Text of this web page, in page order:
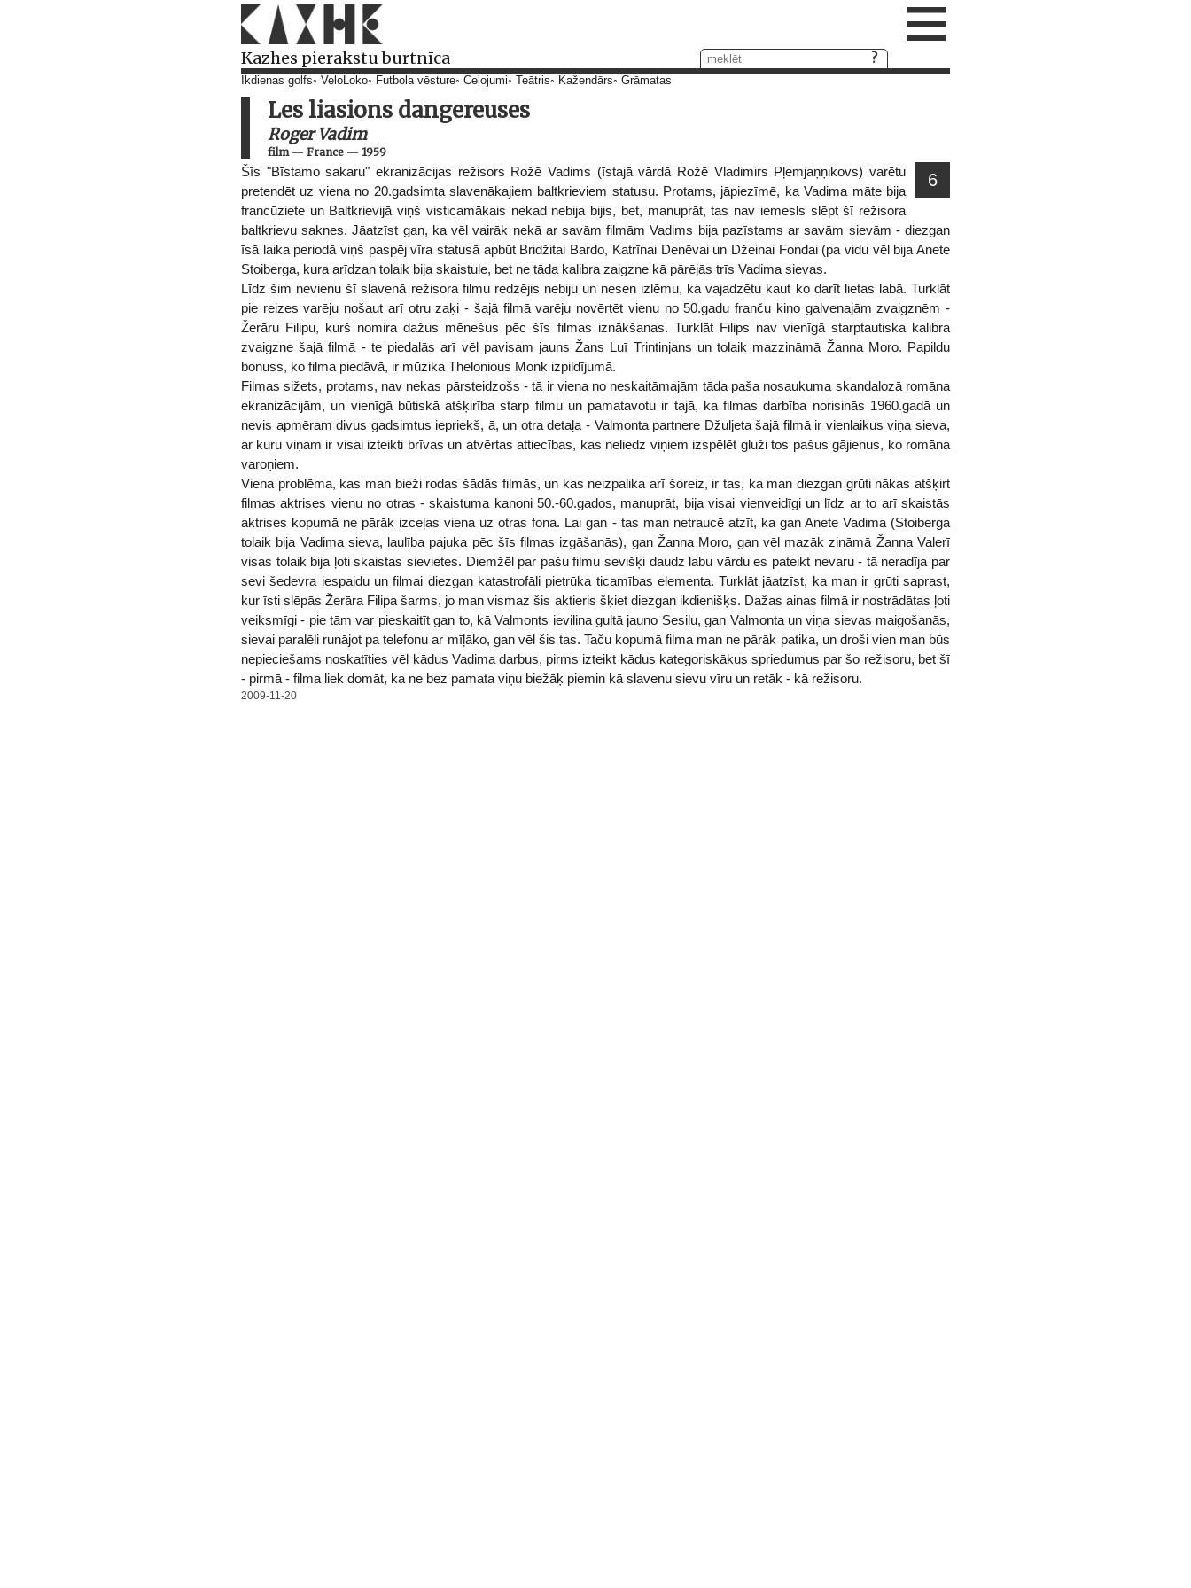
Kazhes pierakstu burtnīca ≡
Ikdienas golfs VeloLoko Futbola vēsture Ceļojumi Teātris Kažendārs Grāmatas
Les liasions dangereuses
Roger Vadim
film— France — 1959
6
Šīs "Bīstamo sakaru" ekranizācijas režisors Rožē Vadims (īstajā vārdā Rožē Vladimirs Pļemjaņņikovs) varētu
pretendēt uz viena no 20.gadsimta slavenākajiem baltkrieviem statusu. Protams, jāpiezīmē, ka Vadima māte bija
francūziete un Baltkrievijā viņš visticamākais nekad nebija bijis, bet, manuprāt, tas nav iemesls slēpt šī režisora
baltkrievu saknes. Jāatzīst gan, ka vēl vairāk nekā ar savām filmām Vadims bija pazīstams ar savām sievām - diezgan
īsā laika periodā viņš paspēj vīra statusā apbūt Bridžitai Bardo, Katrīnai Denēvai un Džeinai Fondai (pa vidu vēl bija Anete
Stoiberga, kura arīdzan tolaik bija skaistule, bet ne tāda kalibra zaigzne kā pārējās trīs Vadima sievas.
Līdz šim nevienu šī slavenā režisora filmu redzējis nebiju un nesen izlēmu, ka vajadzētu kaut ko darīt lietas labā. Turklāt
pie reizes varēju nošaut arī otru zaķi - šajā filmā varēju novērtēt vienu no 50.gadu franču kino galvenajām zvaigznēm -
Žerāru Filipu, kurš nomira dažus mēnešus pēc šīs filmas iznākšanas. Turklāt Filips nav vienīgā starptautiska kalibra
zvaigzne šajā filmā - te piedalās arī vēl pavisam jauns Žans Luī Trintinjans un tolaik mazzināmā Žanna Moro. Papildu
bonuss, ko filma piedāvā, ir mūzika Thelonious Monk izpildījumā.
Filmas sižets, protams, nav nekas pārsteidzošs - tā ir viena no neskaitāmajām tāda paša nosaukuma skandalozā romāna
ekranizācijām, un vienīgā būtiskā atšķirība starp filmu un pamatavotu ir tajā, ka filmas darbība norisinās 1960.gadā un
nevis apmēram divus gadsimtus iepriekš, ā, un otra detaļa - Valmonta partnere Džuljeta šajā filmā ir vienlaikus viņa sieva,
ar kuru viņam ir visai izteikti brīvas un atvērtas attiecības, kas neliedz viņiem izspēlēt gluži tos pašus gājienus, ko romāna
varoņiem.
Viena problēma, kas man bieži rodas šādās filmās, un kas neizpalika arī šoreiz, ir tas, ka man diezgan grūti nākas atšķirt
filmas aktrises vienu no otras - skaistuma kanoni 50.-60.gados, manuprāt, bija visai vienveidīgi un līdz ar to arī skaistās
aktrises kopumā ne pārāk izceļas viena uz otras fona. Lai gan - tas man netraucē atzīt, ka gan Anete Vadima (Stoiberga
tolaik bija Vadima sieva, laulība pajuka pēc šīs filmas izgāšanās), gan Žanna Moro, gan vēl mazāk zināmā Žanna Valerī
visas tolaik bija ļoti skaistas sievietes. Diemžēl par pašu filmu sevišķi daudz labu vārdu es pateikt nevaru - tā neradīja par
sevi šedevra iespaidu un filmai diezgan katastrofāli pietrūka ticamības elementa. Turklāt jāatzīst, ka man ir grūti saprast,
kur īsti slēpās Žerāra Filipa šarms, jo man vismaz šis aktieris šķiet diezgan ikdienišķs. Dažas ainas filmā ir nostrādātas ļoti
veiksmīgi - pie tām var pieskaitīt gan to, kā Valmonts ievilina gultā jauno Sesilu, gan Valmonta un viņa sievas maigošanās,
sievai paralēli runājot pa telefonu ar mīļāko, gan vēl šis tas. Taču kopumā filma man ne pārāk patika, un droši vien man būs
nepieciešams noskatīties vēl kādus Vadima darbus, pirms izteikt kādus kategoriskākus spriedumus par šo režisoru, bet šī
- pirmā - filma liek domāt, ka ne bez pamata viņu biežāķ piemin kā slavenu sievu vīru un retāk - kā režisoru.
2009-11-20